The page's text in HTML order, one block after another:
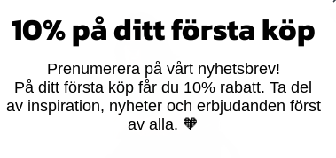
10% på ditt första köp
Prenumerera på vårt nyhetsbrev!
På ditt första köp får du 10% rabatt. Ta del
av inspiration, nyheter och erbjudanden först
av alla. 🧡